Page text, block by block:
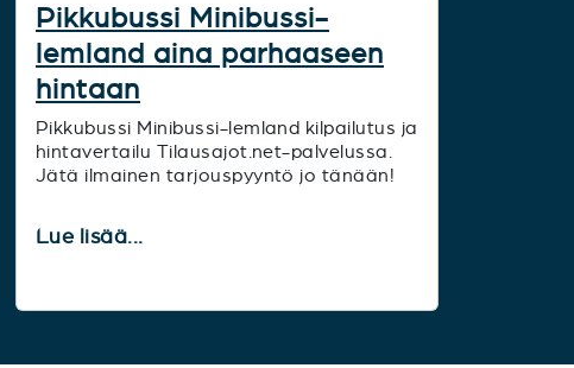
Pikkubussi Minibussi-
lemland aina parhaaseen
hintaan
Pikkubussi Minibussi-lemland kilpailutus ja
hintavertailu Tilausajot.net-palvelussa.
Jätä ilmainen tarjouspyyntö jo tänään!
Lue lisää...